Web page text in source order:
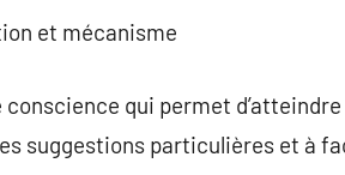
et mécanisme
qui permet
suggestions particulières et à